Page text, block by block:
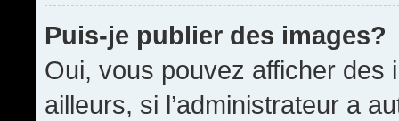
Puis-je publier des images?
Oui, vous pouvez afficher
ailleurs, si l’administrateur a